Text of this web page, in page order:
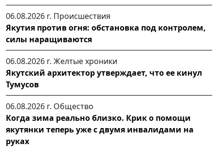
06.08.2026 г. Происшествия
Якутия против огня: обстановка под контролем,
силы наращиваются
06.08.2026 г. Желтые хроники
Якутский архитектор утверждает, что ее кинул
Тумусов
06.08.2026 г. Общество
Когда зима реально близко. Крик о помощи
якутянки теперь уже с двумя инвалидами на
руках